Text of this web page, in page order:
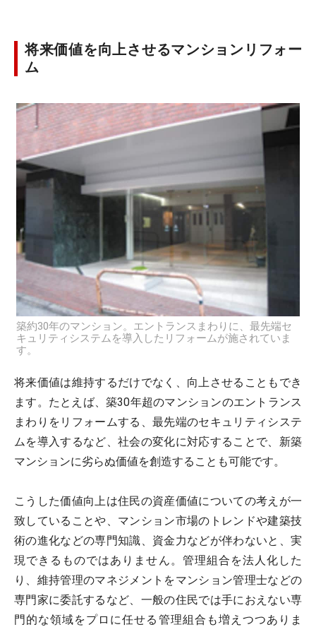
将来価値を向上させるマンションリフォー
ム
築約30年のマンション。エントランスまわりに、最先端セ
キュリティシステムを導入したリフォームが施されていま
す。
将来価値は維持するだけでなく、向上させることもでき
ます。たとえば、築30年超のマンションのエントランス
まわりをリフォームする、最先端のセキュリティシステ
ムを導入するなど、社会の変化に対応することで、新築
マンションに劣らぬ価値を創造することも可能です。
こうした価値向上は住民の資産価値についての考えが一
致していることや、マンション市場のトレンドや建築技
術の進化などの専門知識、資金力などが伴わないと、実
現できるものではありません。管理組合を法人化した
り、維持管理のマネジメントをマンション管理士などの
専門家に委託するなど、一般の住民では手におえない専
門的な領域をプロに任せる管理組合も増えつつありま